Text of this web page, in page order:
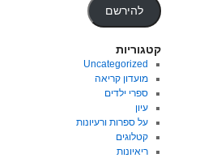
להירשם
קטגוריות
Uncategorized
מועדון קריאה
ספרי ילדים
עיון
על ספרות ורעיונות
קטלוגים
ריאיונות